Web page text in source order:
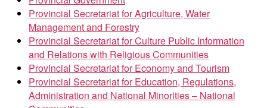
Provincial Secretariat for Agriculture, Water
Management and Forestry
Provincial Secretariat for Culture Public Information
and Relations with Religious Communities
Provincial Secretariat for Economy and Tourism
Provincial Secretariat for Education, Regulations,
Administration and National Minorities – National